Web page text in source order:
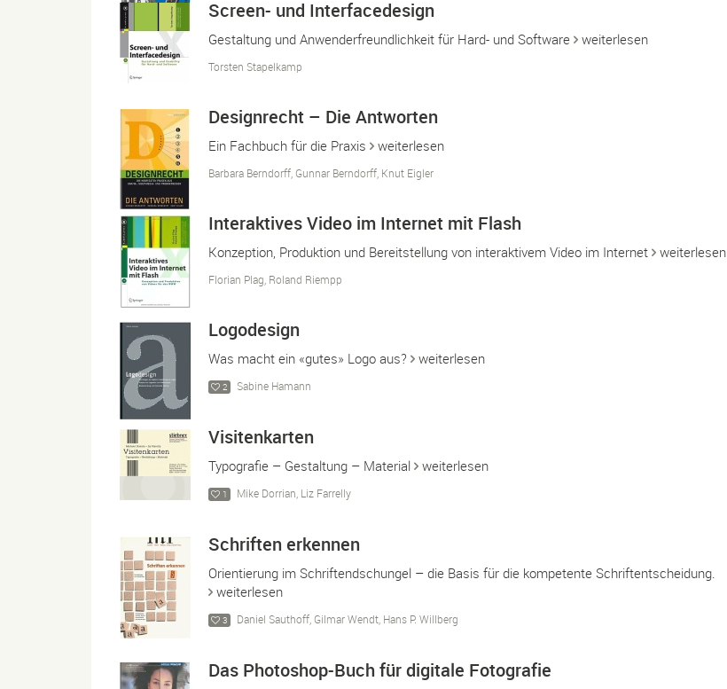
Screen- und Interfacedesign
Gestaltung und Anwenderfreundlichkeit für Hard- und Software weiterlesen
Torsten Stapelkamp
Designrecht – Die Antworten
Ein Fachbuch für die Praxis weiterlesen
Barbara Berndorff, Gunnar Berndorff, Knut Eigler
Interaktives Video im Internet mit Flash
Konzeption, Produktion und Bereitstellung von interaktivem Video im Internet weiterlesen
Florian Plag, Roland Riempp
Logodesign
Was macht ein «gutes» Logo aus? weiterlesen
2 Sabine Hamann
Visitenkarten
Typografie – Gestaltung – Material weiterlesen
1 Mike Dorrian, Liz Farrelly
Schriften erkennen
Orientierung im Schriftendschungel – die Basis für die kompetente Schriftentscheidung.
weiterlesen
3 Daniel Sauthoff, Gilmar Wendt, Hans P. Willberg
Das Photoshop-Buch für digitale Fotografie